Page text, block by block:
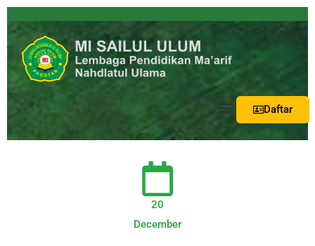
MenuDaftar
20
December